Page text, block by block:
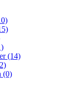
(14)
(0)